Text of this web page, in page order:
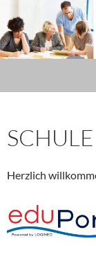
Inhalt
springen
Herzlich